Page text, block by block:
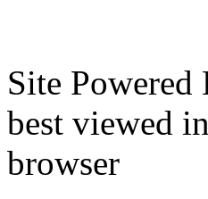
Site Powered
best viewed in
browser